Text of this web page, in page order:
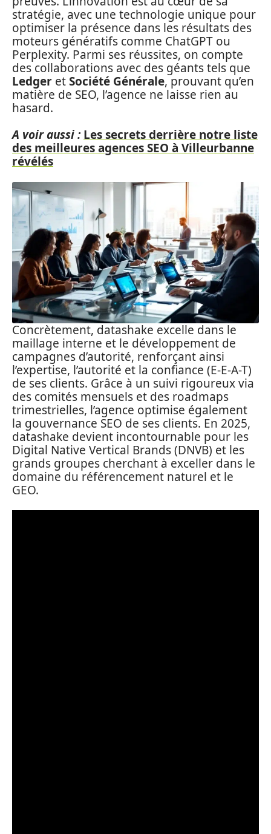
stratégie, avec une technologie unique pour
optimiser la présence dans les résultats des
moteurs génératifs comme ChatGPT ou
Perplexity. Parmi ses réussites, on compte
des collaborations avec des géants tels que
Ledger etSociété Générale, prouvant qu’en
matière de SEO, l’agence ne laisse rien au
hasard.
A voir aussi : Les secrets derrière notre liste
des meilleures agences SEO à Villeurbanne
révélés
Concrètement, datashake excelle dans le
maillage interne et le développement de
campagnes d’autorité, renforçant ainsi
l’expertise, l’autorité et la confiance (E-E-A-T)
de ses clients. Grâce à un suivi rigoureux via
des comités mensuels et des roadmaps
trimestrielles, l’agence optimise également
la gouvernance SEO de ses clients. En 2025,
datashake devient incontournable pour les
Digital Native Vertical Brands (DNVB) et les
grands groupes cherchant à exceller dans le
domaine du référencement naturel et le
GEO.